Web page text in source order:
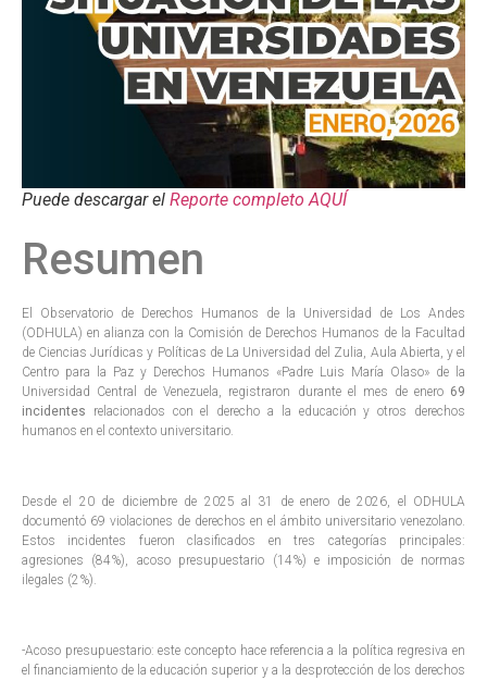
Puede descargar el Reporte completo AQUÍ
Resumen
El Observatorio de Derechos Humanos de la Universidad de Los Andes
(ODHULA) en alianza con la Comisión de Derechos Humanos de la Facultad
de Ciencias Jurídicas y Políticas de La Universidad del Zulia, Aula Abierta, y el
Centro para la Paz y Derechos Humanos «Padre Luis María Olaso» de la
Universidad Central de Venezuela, registraron durante el mes de enero 69
incidentes relacionados con el derecho a la educación y otros derechos
humanos en el contexto universitario.
Desde el 20 de diciembre de 2025 al 31 de enero de 2026, el ODHULA
documentó 69 violaciones de derechos en el ámbito universitario venezolano.
Estos incidentes fueron clasificados en tres categorías principales:
agresiones (84%), acoso presupuestario (14%) e imposición de normas
ilegales (2%).
-Acoso presupuestario: este concepto hace referencia a la política regresiva en
el financiamiento de la educación superior y a la desprotección de los derechos